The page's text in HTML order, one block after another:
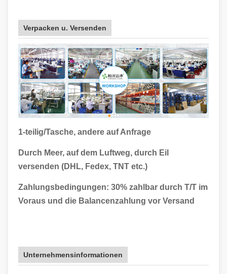
Verpacken u. Versenden
1-teilig/Tasche, andere auf Anfrage
Durch Meer, auf dem Luftweg, durch Eil
versenden (DHL, Fedex, TNT etc.)
Zahlungsbedingungen: 30% zahlbar durch T/T im
Voraus und die Balancenzahlung vor Versand
Unternehmensinformationen